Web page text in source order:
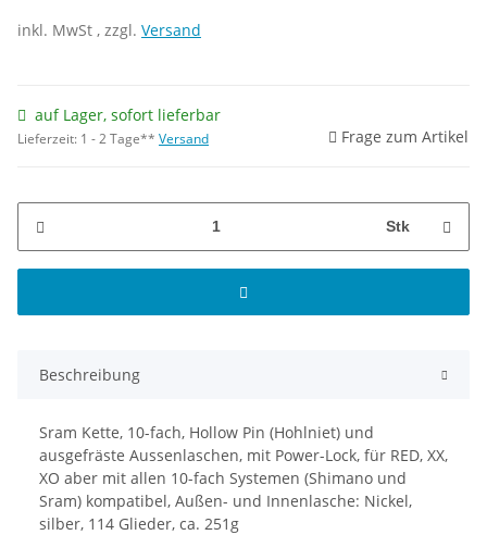
inkl. MwSt , zzgl. Versand
auf Lager, sofort lieferbar
Lieferzeit: 1 - 2 Tage** Versand Frage zum Artikel
Stk
Beschreibung
Sram Kette, 10-fach, Hollow Pin (Hohlniet) und
ausgefräste Aussenlaschen, mit Power-Lock, für RED, XX,
XO aber mit allen 10-fach Systemen (Shimano und
Sram) kompatibel, Außen- und Innenlasche: Nickel,
silber, 114 Glieder, ca. 251g